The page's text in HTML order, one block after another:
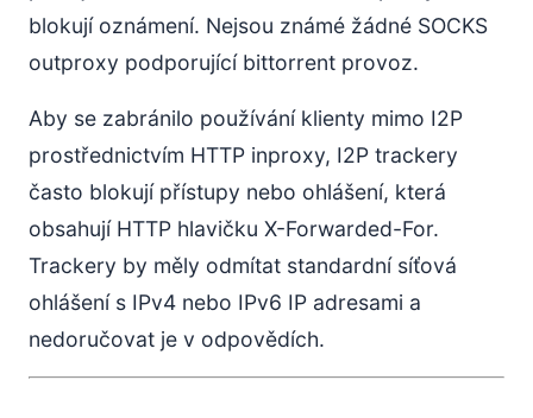
blokují oznámení. Nejsou známé žádné SOCKS
outproxy podporující bittorrent provoz.
Aby se zabránilo používání klienty mimo I2P
prostřednictvím HTTP inproxy, I2P trackery
často blokují přístupy nebo ohlášení, která
obsahují HTTP hlavičku X-Forwarded-For.
Trackery by měly odmítat standardní síťová
ohlášení s IPv4 nebo IPv6 IP adresami a
nedoručovat je v odpovědích.